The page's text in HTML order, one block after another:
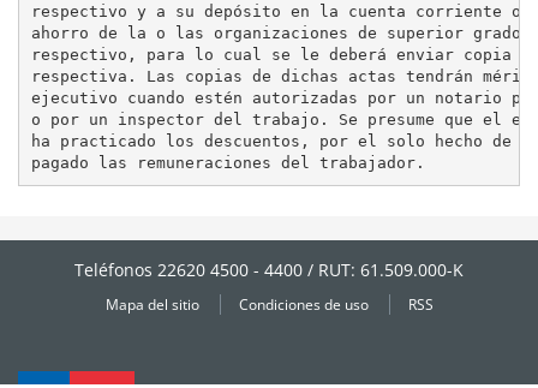
respectivo y a su depósito en la cuenta corriente o
ahorro de la o las organizaciones de superior grado
respectivo, para lo cual se le deberá enviar copia
respectiva. Las copias de dichas actas tendrán
ejecutivo cuando estén autorizadas por un notario
o por un inspector del trabajo. Se presume que el
ha practicado los descuentos, por el solo hecho de
Teléfonos 22620 4500 - 4400 / RUT: 61.509.000-K
Mapa del sitio Condiciones de uso RSS